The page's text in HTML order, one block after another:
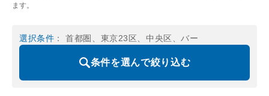
ます。
選択条件 ： 首都圏、東京23区、中央区、バー
条件を選んで絞り込む